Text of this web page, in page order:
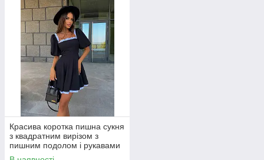
Красива коротка пишна сукня
з квадратним вирізом з
пишним подолом і рукавами
"ліхтариками"